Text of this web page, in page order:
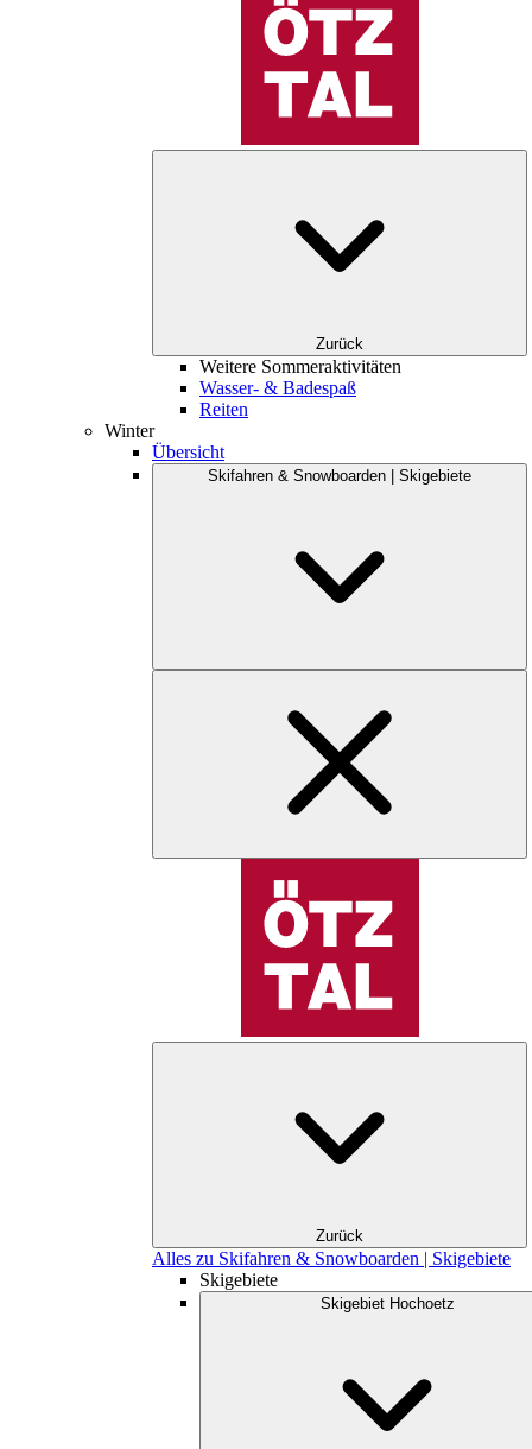
Zurück
Weitere Sommeraktivitäten
Wasser- & Badespaß
Reiten
Winter
Übersicht
Skifahren & Snowboarden | Skigebiete
Zurück
Alles zu Skifahren & Snowboarden | Skigebiete
Skigebiete
Skigebiet Hochoetz